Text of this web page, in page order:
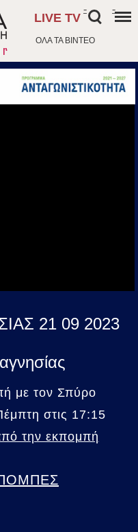
ΟΛΑ ΤΑ ΒΙΝΤΕΟ
LIVE TV
- -
21 09 2023
με τον Σπύρο
στις 17:15
την εκπομπή